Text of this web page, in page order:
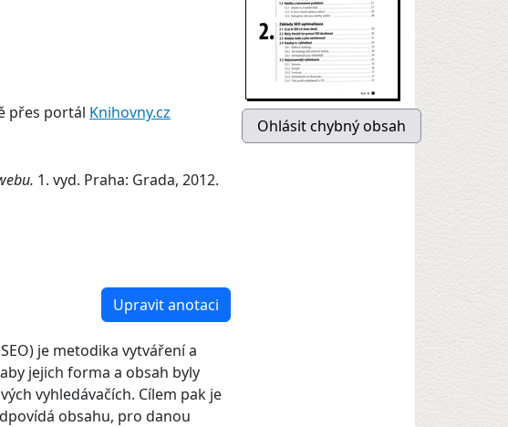
přes portál Knihovny.cz
1. vyd. Praha: Grada, 2012.
Upravit anotaci
je metodika vytváření a
jejich forma a obsah byly
vyhledávačích. Cílem pak je
obsahu, pro danou